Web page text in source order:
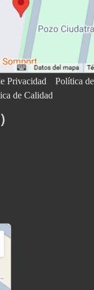
Privacidad
Política
de Calidad